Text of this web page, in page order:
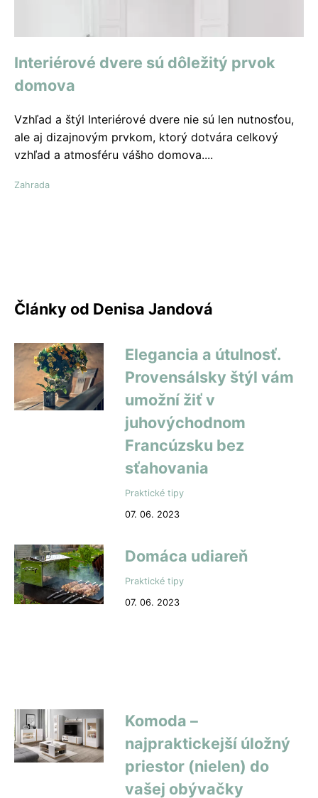
Interiérové ​​dvere sú dôležitý prvok
domova
Vzhľad a štýl Interiérové dvere nie sú len nutnosťou,
ale aj dizajnovým prvkom, ktorý dotvára celkový
vzhľad a atmosféru vášho domova....
Zahrada
Články od Denisa Jandová
Elegancia a útulnosť.
Provensálsky štýl vám
umožní žiť v
juhovýchodnom
Francúzsku bez
sťahovania
Praktické tipy
07. 06. 2023
Domáca udiareň
Praktické tipy
07. 06. 2023
Komoda –
najpraktickejší úložný
priestor (nielen) do
vašej obývačky